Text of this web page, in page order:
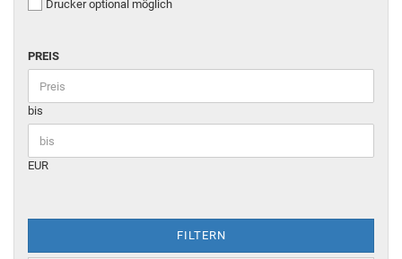
Drucker optional möglich
PREIS
bis
EUR
FILTERN